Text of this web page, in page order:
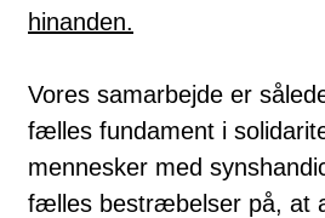
hinanden.
Vores samarbejde er
fælles fundament i
mennesker med
fælles bestræbelser på, at